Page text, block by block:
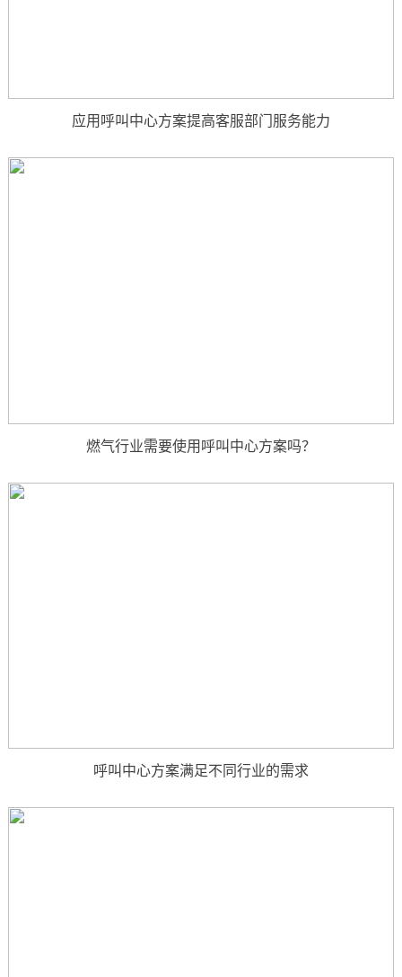
应用呼叫中心方案提高客服部门服务能力
燃气行业需要使用呼叫中心方案吗？
呼叫中心方案满足不同行业的需求